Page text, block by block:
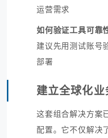
运营需求
如何验证工具可靠
建议先用测试账号
部署
建立全球化
这套组合解决方案
配置。它不仅解决